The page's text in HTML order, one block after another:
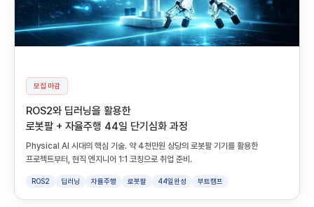
모집 마감
ROS2와 딥러닝을 활용한
로봇팔 + 자율주행 44일 단기심화 과정
Physical AI 시대의 핵심 기술. 약 4천만원 상당의 로봇팔 기기를 활용한
프로젝트부터, 현직 엔지니어 1:1 코칭으로 취업 준비.
ROS2 딥러닝 자율주행 로봇팔 44일완성 부트캠프